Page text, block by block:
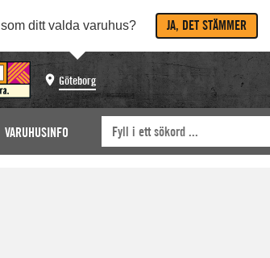
som ditt valda varuhus? JA, DET STÄMMER
Göteborg
VARUHUSINFO